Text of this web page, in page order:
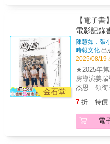
球話題。
製造機，
電影，口
峰。《亞洲
劇片，片中
線明星。《
個人獲評
人協會獎
事，珍貴
柏、小賈斯
窺好萊塢
紀錄，深
與族裔的
乃亭與世
著日本電
漸白熱化，
品，甚至刊
代，兩家電
電影生態
本對台灣
拍攝的《
（1922）
柢固的想
之曲》（
《義人吳鳳
一手打造
的內容。
一波上海
描述一群
存廢危機之
切奮起追
隊的真實故
新人主演，
喚起每個
擇，創造
作團隊、
過程的幕
彩劇照，再
影製作團
金石堂
【電子
電影記錄
陳慧如．張
時報文化 出
2025/08/19
★2025年
房導演姜
杰恩｜領
照與幕後花
列導演姜瑞
如、《聽
7 折 特價
電